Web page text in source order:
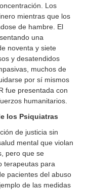
Los
mientras que los
de hambre. El
una
noventa y siete
y desatendidos
muchos de
por sí mismos
fue presentada con
humanitarios.
los Psiquiatras
de justicia sin
mental que violan
pero que se
terapeutas para
pacientes del abuso
de las medidas